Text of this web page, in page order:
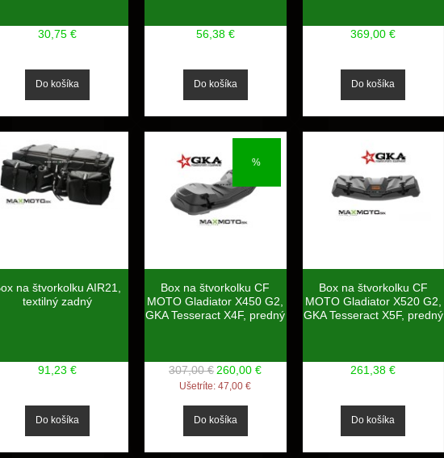
30,75 € 56,38 € 369,00 €
na štvorkolku AIR21,
textilný zadný
91,23 €
%
Box na štvorkolku CF
MOTO Gladiator X450 G2,
GKA Tesseract X4F, predný
307,00 € 260,00 €
Ušetríte:47,00 €
Box na štvorkolku CF
MOTO Gladiator X520 G2,
GKA Tesseract X5F, predný
261,38 €